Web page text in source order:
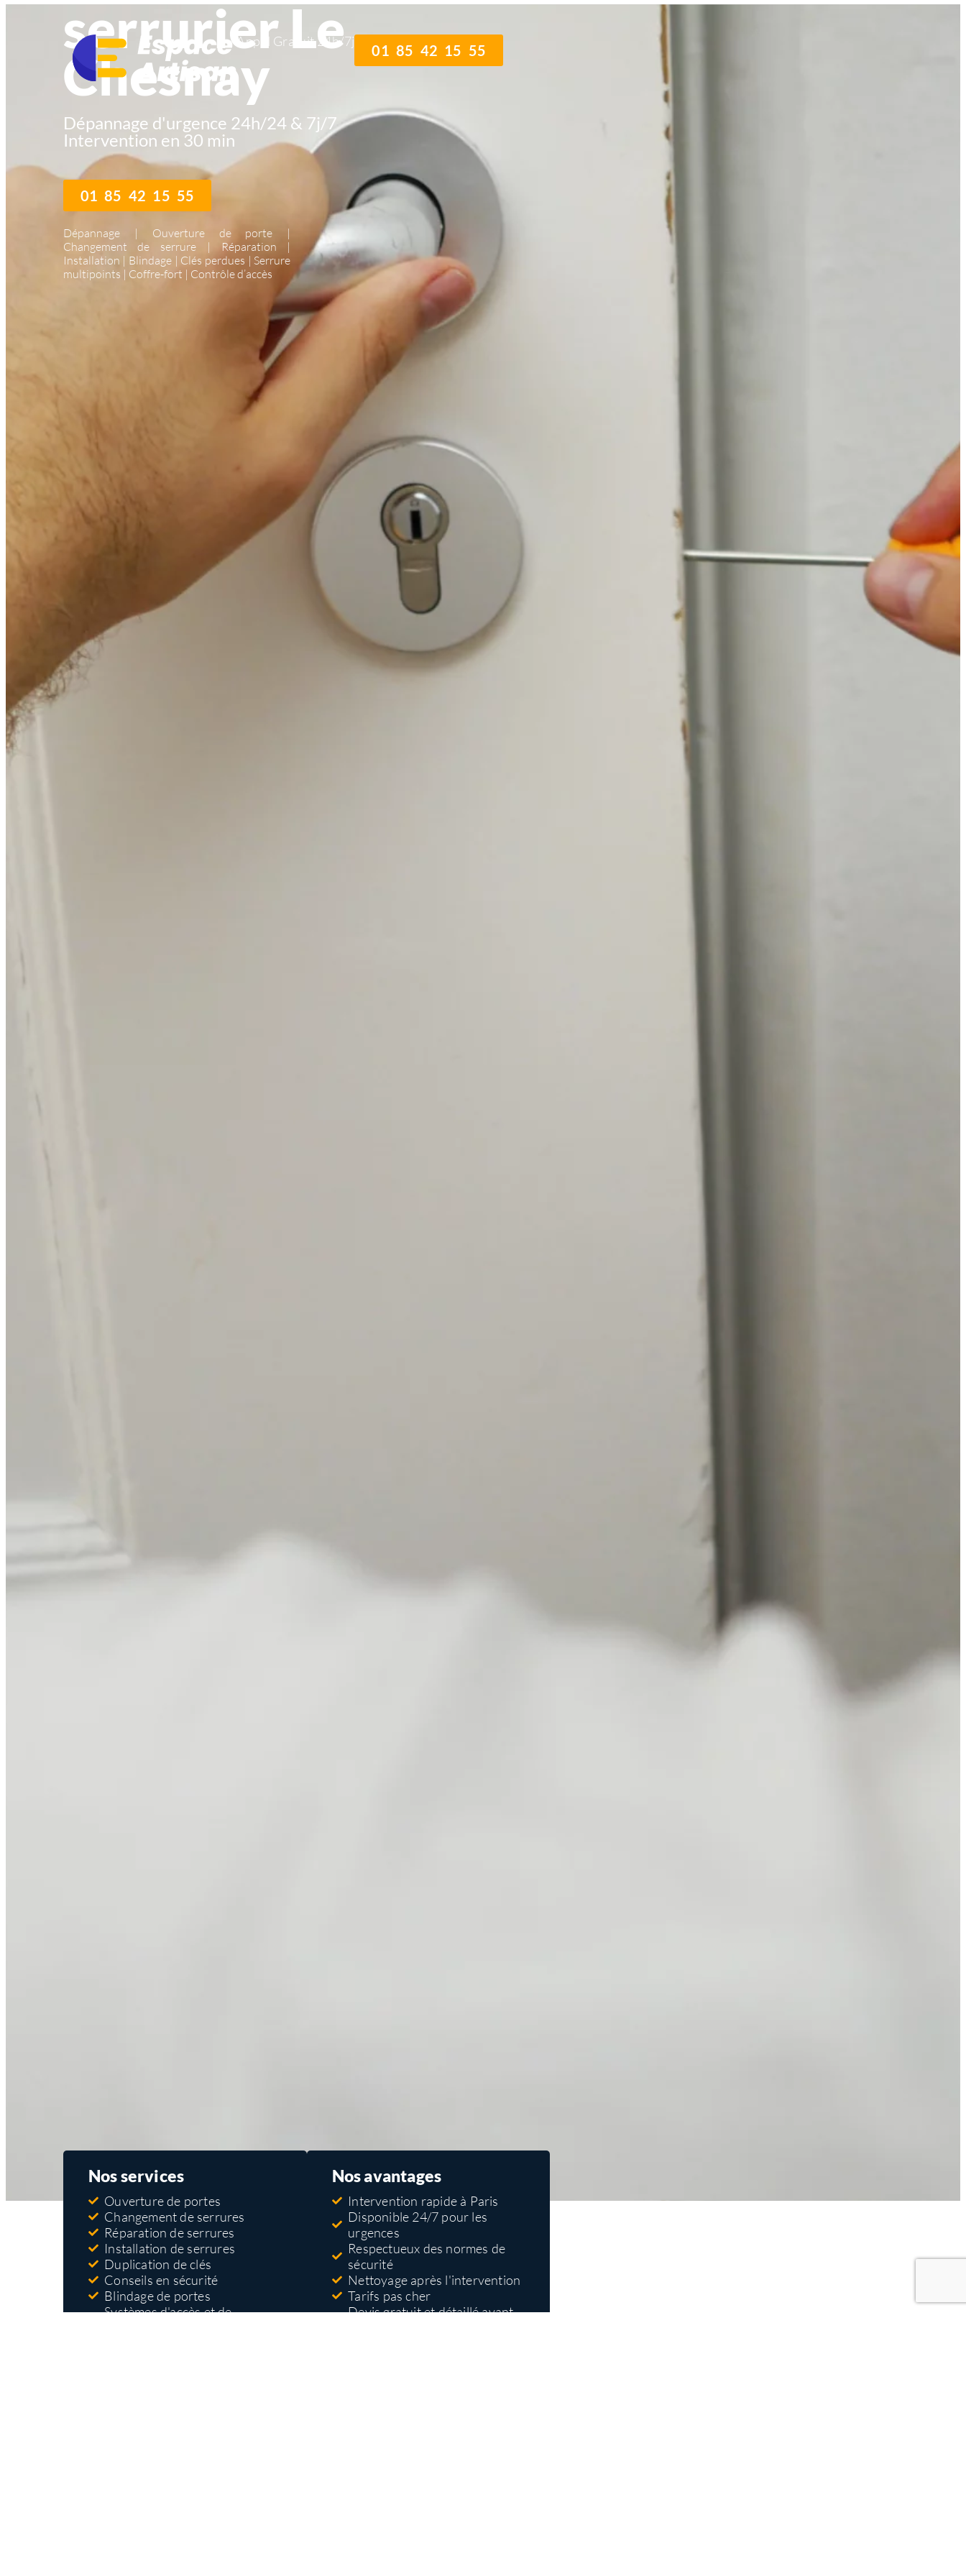
Appel Gratuit 24h/7j
01 85 42 15 55
serrurier Le
Chesnay
Dépannage d'urgence 24h/24 & 7j/7
Intervention en 30 min
01 85 42 15 55
Dépannage | Ouverture de porte |
Changement de serrure | Réparation |
Installation | Blindage | Clés perdues | Serrure
multipoints | Coffre-fort | Contrôle d’accès
Nos services
Ouverture de portes
Changement de serrures
Réparation de serrures
Installation de serrures
Duplication de clés
Conseils en sécurité
Blindage de portes
Systèmes d'accès et de
Nos avantages
Intervention rapide à Paris
Disponible 24/7 pour les
urgences
Respectueux des normes de
sécurité
Nettoyage après l'intervention
Tarifs pas cher
Devis gratuit et détaillé avant